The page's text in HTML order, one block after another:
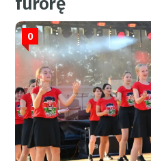
0